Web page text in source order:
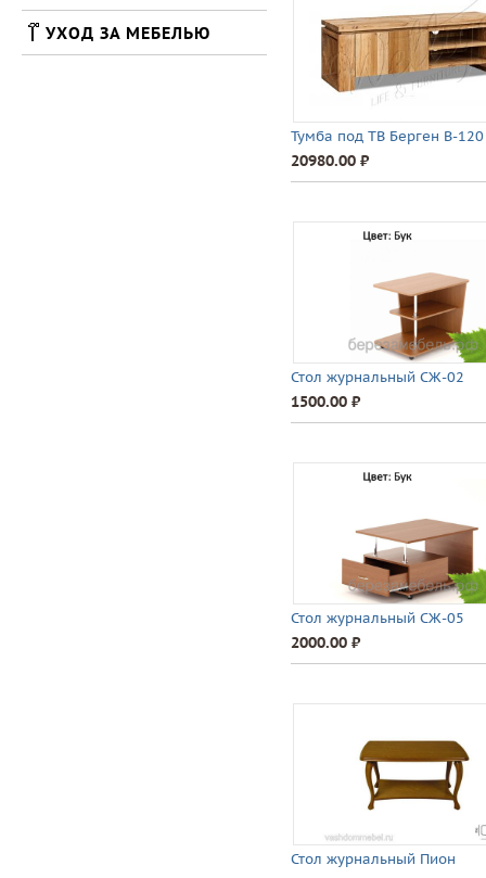
Тумба под ТВ Берген В-120
20980.00 ⃏
Стол журнальный СЖ-02
1500.00 ⃏
Стол журнальный СЖ-05
2000.00 ⃏
Стол журнальный Пион
УХОД ЗА МЕБЕЛЬЮ